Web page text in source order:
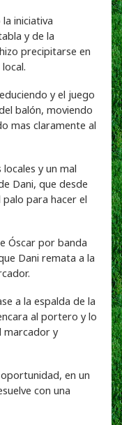
iniciativa
y de la
precipitarse en
y el juego
balón, moviendo
mas claramente al
y un mal
Dani, que desde
para hacer el
Óscar por banda
Dani remata a la
a la espalda de la
al portero y lo
marcador y
en un
con una